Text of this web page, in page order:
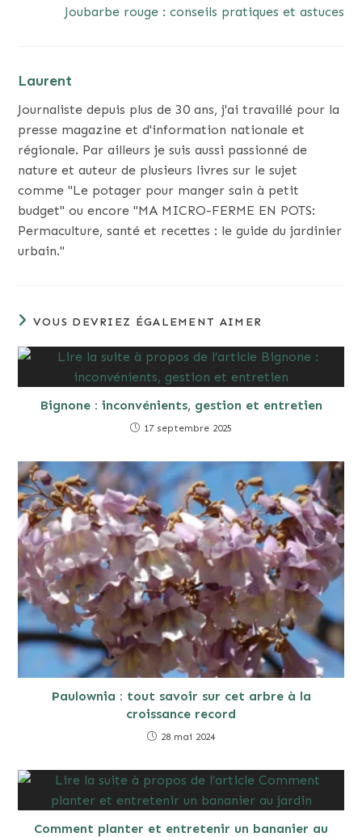
Joubarbe rouge : conseils pratiques et astuces
Laurent
Journaliste depuis plus de 30 ans, j'ai travaillé pour la
presse magazine et d'information nationale et
régionale. Par ailleurs je suis aussi passionné de
nature et auteur de plusieurs livres sur le sujet
comme "Le potager pour manger sain à petit
budget" ou encore "MA MICRO-FERME EN POTS:
Permaculture, santé et recettes : le guide du jardinier
urbain."
VOUS DEVRIEZ ÉGALEMENT AIMER
Bignone : inconvénients, gestion et entretien
17 septembre 2025
Paulownia : tout savoir sur cet arbre à la
croissance record
28 mai 2024
Comment planter et entretenir un bananier au